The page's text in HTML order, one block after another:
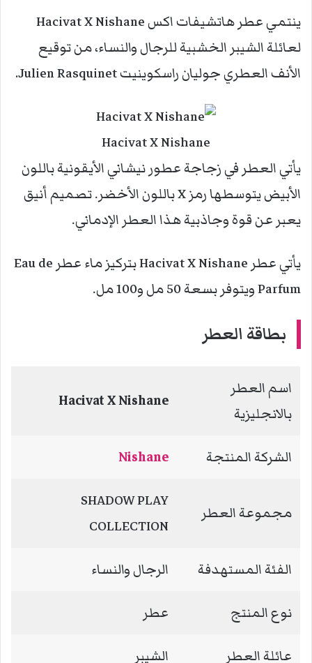
ينتمي عطر هاتشيفات اكس Hacivat X Nishane
لعائلة الشيبر الخشبية للرجال والنساء، من توقيع
الأنف العطري جوليان راسكوينيت Julien Rasquinet.
Hacivat X Nishane
يأتي العطر في زجاجة عطور نيشاني الأيقونية باللون
الأبيض يتوسطها رمز X باللون الأخضر. تصميم أنيق
يعبر عن قوة وجاذبية هذا العطر الإدماني.
يأتي عطر Hacivat X Nishane بتركيز ماء عطر Eau de
Parfum ويتوفر بسعة 50 مل و100 مل.
بطاقة العطر
اسم العطر
بالانجليزية
Hacivat X Nishane
الشركة المنتجة Nishane
مجموعة العطر
SHADOW PLAY
COLLECTION
الفئة المستهدفة الرجال والنساء
نوع المنتج عطر
عائلة العطر الشيبر